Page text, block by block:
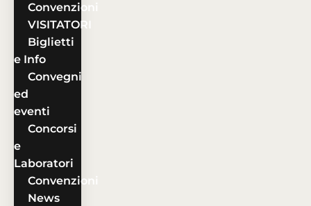
Convenzioni
VISITATORI
Biglietti
e Info
Convegni
ed
eventi
Concorsi
e
Laboratori
Convenzioni
News